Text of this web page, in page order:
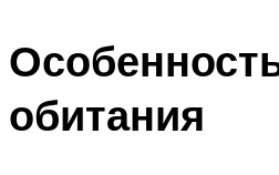
обитания